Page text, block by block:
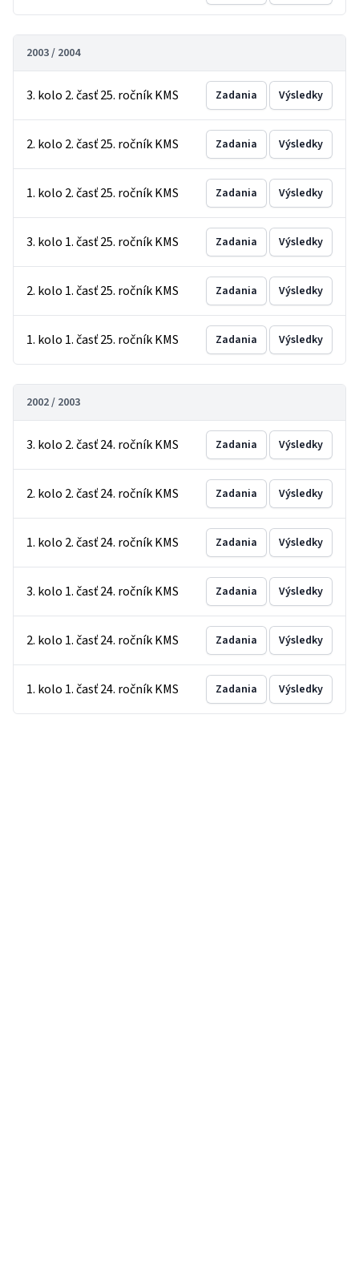
2003 / 2004
3. kolo 2. časť 25. ročník KMS Zadania Výsledky
2. kolo 2. časť 25. ročník KMS Zadania Výsledky
1. kolo 2. časť 25. ročník KMS Zadania Výsledky
3. kolo 1. časť 25. ročník KMS Zadania Výsledky
2. kolo 1. časť 25. ročník KMS Zadania Výsledky
1. kolo 1. časť 25. ročník KMS Zadania Výsledky
2002 / 2003
3. kolo 2. časť 24. ročník KMS Zadania Výsledky
2. kolo 2. časť 24. ročník KMS Zadania Výsledky
1. kolo 2. časť 24. ročník KMS Zadania Výsledky
3. kolo 1. časť 24. ročník KMS Zadania Výsledky
2. kolo 1. časť 24. ročník KMS Zadania Výsledky
1. kolo 1. časť 24. ročník KMS Zadania Výsledky